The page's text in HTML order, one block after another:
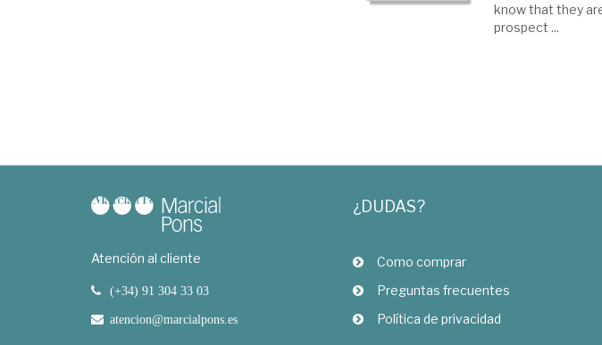
know that they
prospect ...
Atención al cliente
(+34) 91 304 33 03
atencion@marcialpons.es
¿DUDAS?
Como comprar
Preguntas frecuentes
Política de privacidad